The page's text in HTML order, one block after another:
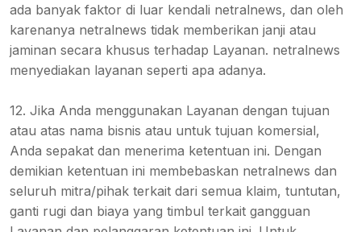
ada banyak faktor di luar kendali netralnews, dan oleh
karenanya netralnews tidak memberikan janji atau
jaminan secara khusus terhadap Layanan. netralnews
menyediakan layanan seperti apa adanya.
12. Jika Anda menggunakan Layanan dengan tujuan
atau atas nama bisnis atau untuk tujuan komersial,
Anda sepakat dan menerima ketentuan ini. Dengan
demikian ketentuan ini membebaskan netralnews dan
seluruh mitra/pihak terkait dari semua klaim, tuntutan,
ganti rugi dan biaya yang timbul terkait gangguan